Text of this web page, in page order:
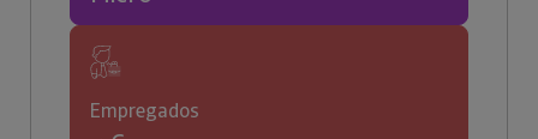
Empregados